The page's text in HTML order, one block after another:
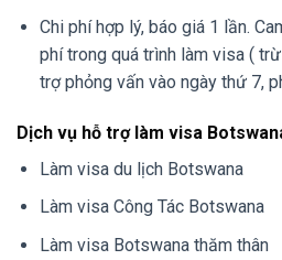
Chi phí hợp lý, báo giá 1 lần.
phí trong quá trình làm visa (
trợ phỏng vấn vào ngày thứ 7,
Dịch vụ hỗ trợ làm visa
Làm visa du lịch Botswana
Làm visa Công Tác Botswana
Làm visa Botswana thăm thân